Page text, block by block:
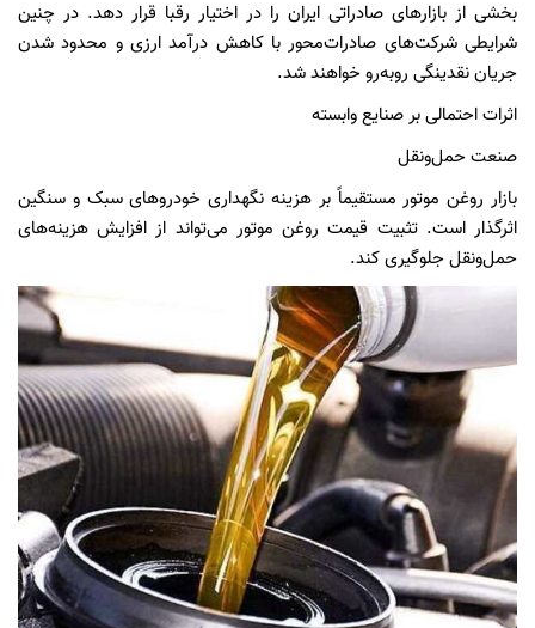
بخشی از بازارهای صادراتی ایران را در اختیار رقبا قرار دهد. در چنین
شرایطی شرکت‌های صادرات‌محور با کاهش درآمد ارزی و محدود شدن
جریان نقدینگی روبه‌رو خواهند شد.
اثرات احتمالی بر صنایع وابسته
صنعت حمل‌ونقل
بازار روغن موتور مستقیماً بر هزینه نگهداری خودروهای سبک و سنگین
اثرگذار است. تثبیت قیمت روغن موتور می‌تواند از افزایش هزینه‌های
حمل‌ونقل جلوگیری کند.